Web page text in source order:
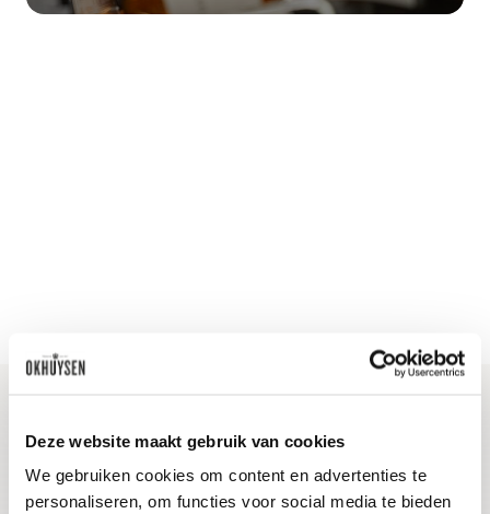
Deze website maakt gebruik van cookies
We gebruiken cookies om content en advertenties te
personaliseren, om functies voor social media te bieden
Blijf op de hoogte
Ontvang het laatste wijnnieuws, proeverijen en
evenementen